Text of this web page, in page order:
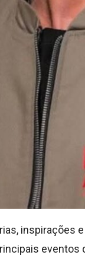
inspirações
eventos